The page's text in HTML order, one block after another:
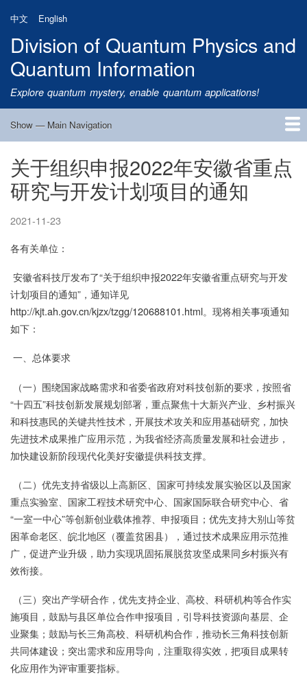
main
content
中文 English
Division of Quantum Physics and
Quantum Information
Explore quantum mystery, enable quantum applications!
Main
Show — Main Navigation
Home
Research
Quantum Satellite
People
News
Research Progress
Talks
Publications
Notice
Admission
Links
关于组织申报2022年安徽省重点
研究与开发计划项目的通知
2021-11-23
各有关单位：
安徽省科技厅发布了“关于组织申报2022年安徽省重点研究与开发
计划项目的通知”，通知详见
http://kjt.ah.gov.cn/kjzx/tzgg/120688101.html。现将相关事项通知
如下：
一、总体要求
（一）围绕国家战略需求和省委省政府对科技创新的要求，按照省
“十四五”科技创新发展规划部署，重点聚焦十大新兴产业、乡村振兴
和科技惠民的关键共性技术，开展技术攻关和应用基础研究，加快
先进技术成果推广应用示范，为我省经济高质量发展和社会进步，
加快建设新阶段现代化美好安徽提供科技支撑。
（二）优先支持省级以上高新区、国家可持续发展实验区以及国家
重点实验室、国家工程技术研究中心、国家国际联合研究中心、省
“一室一中心”等创新创业载体推荐、申报项目；优先支持大别山等贫
困革命老区、皖北地区（覆盖贫困县），通过技术成果应用示范推
广，促进产业升级，助力实现巩固拓展脱贫攻坚成果同乡村振兴有
效衔接。
（三）突出产学研合作，优先支持企业、高校、科研机构等合作实
施项目，鼓励与县区单位合作申报项目，引导科技资源向基层、企
业聚集；鼓励与长三角高校、科研机构合作，推动长三角科技创新
共同体建设；突出需求和应用导向，注重取得实效，把项目成果转
化应用作为评审重要指标。